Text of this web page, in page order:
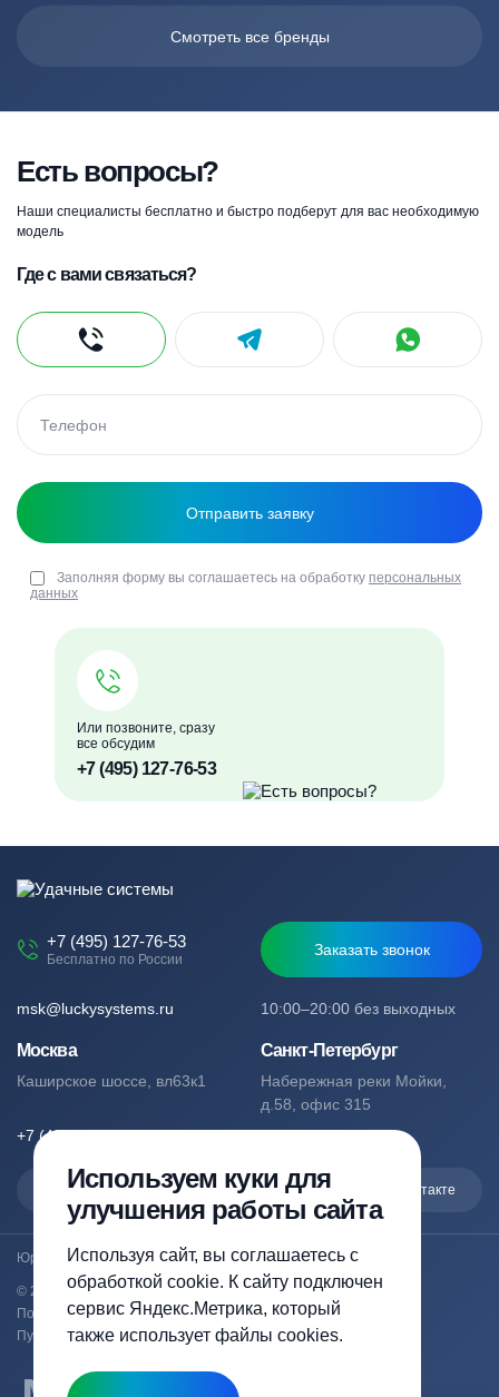
Смотреть все бренды
Есть вопросы?
Наши специалисты бесплатно и быстро подберут для вас необходимую
модель
Или позвоните, сразу
все обсудим
+7 (495) 127-76-53
Где с вами связаться?
Заполняя форму вы соглашаетесь на обработку персональных
данных
+7 (495) 127-76-53
Бесплатно по России
Заказать звонок
10:00–20:00 без выходных
msk@luckysystems.ru
Москва
Каширское шоссе, вл63к1
+7 (495) 127-76-53
Санкт-Петербург
Набережная реки Мойки,
д.58, офис 315
+7 (812) 244-49-61
Max Telegram Вконтакте
Юридический адрес: Москва, Каширское шоссе, вл63к1
© 2023-2026 luckysystems.ru | Все права защищены
Политика конфиденциальности
Публичная оферта
Используем куки для
улучшения работы сайта
Используя сайт, вы соглашаетесь с
обработкой cookie. К сайту подключен
сервис Яндекс.Метрика, который
также использует файлы cookies.